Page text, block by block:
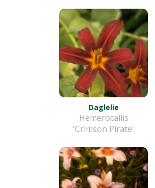
Daglelie
Hemerocallis
'Crimson Pirate'